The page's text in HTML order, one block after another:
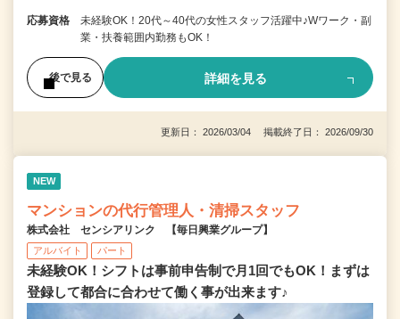
応募資格
未経験OK！20代～40代の女性スタッフ活躍中♪Wワーク・副
業・扶養範囲内勤務もOK！
後で見る 詳細を見る
更新日： 2026/03/04 掲載終了日： 2026/09/30
NEW
マンションの代行管理人・清掃スタッフ
株式会社 センシアリンク 【毎日興業グループ】
アルバイト パート
未経験OK！シフトは事前申告制で月1回でもOK！まずは
登録して都合に合わせて働く事が出来ます♪